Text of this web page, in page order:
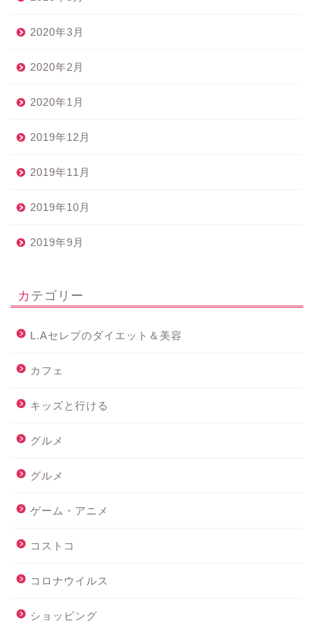
2020年3月
2020年2月
2020年1月
2019年12月
2019年11月
2019年10月
2019年9月
カテゴリー
L.Aセレブのダイエット＆美容
カフェ
キッズと行ける
グルメ
グルメ
ゲーム・アニメ
コストコ
コロナウイルス
ショッピング